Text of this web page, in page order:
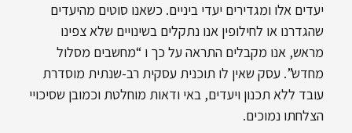
2
0
1
7
f
y
e
v
יעדים אלו ומגדירים יעדי ביניים. כשאנו סוטים מהיעדים
שהגדרנו או לחילופין אנו נתקלים בשינויים שלא צפינו
מראש, אנו מקבלים התראה על כך ו “מחשבים מסלול
מחדש”. עסק שאין לו תוכנית עסקית רב-שנתית מוסדרת
עובד ללא תכנון ויעדים, באי ודאות מוחלטת וכמובן שסיכויי
הצלחתו נמוכים.